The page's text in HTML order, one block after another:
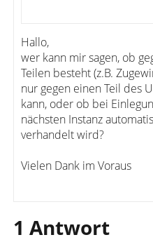
Hallo,
wer kann mir sagen, ob
Teilen besteht (z.B.
nur gegen einen Teil des
kann, oder ob bei
nächsten Instanz
verhandelt wird?
Vielen Dank im Voraus
1 Antwort